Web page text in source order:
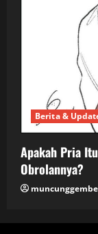
Berita &
Apakah Pria
Obrolannya?